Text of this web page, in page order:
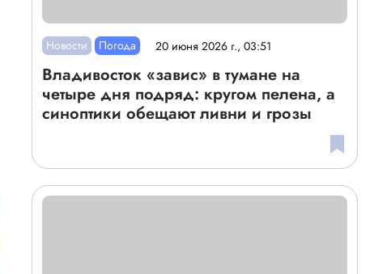
Новости Погода 20 июня 2026 г., 03:51
Владивосток «завис» в тумане на
четыре дня подряд: кругом пелена, а
синоптики обещают ливни и грозы